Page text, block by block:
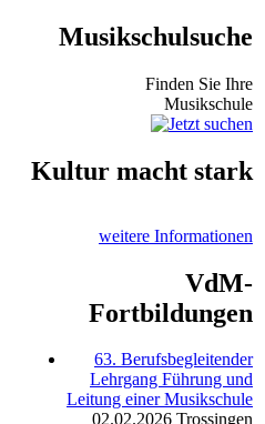
Musikschulsuche
Finden Sie Ihre
Musikschule
Kultur macht stark
weitere Informationen
VdM-
Fortbildungen
63. Berufsbegleitender
Lehrgang Führung und
Leitung einer Musikschule
02.02.2026 Trossingen